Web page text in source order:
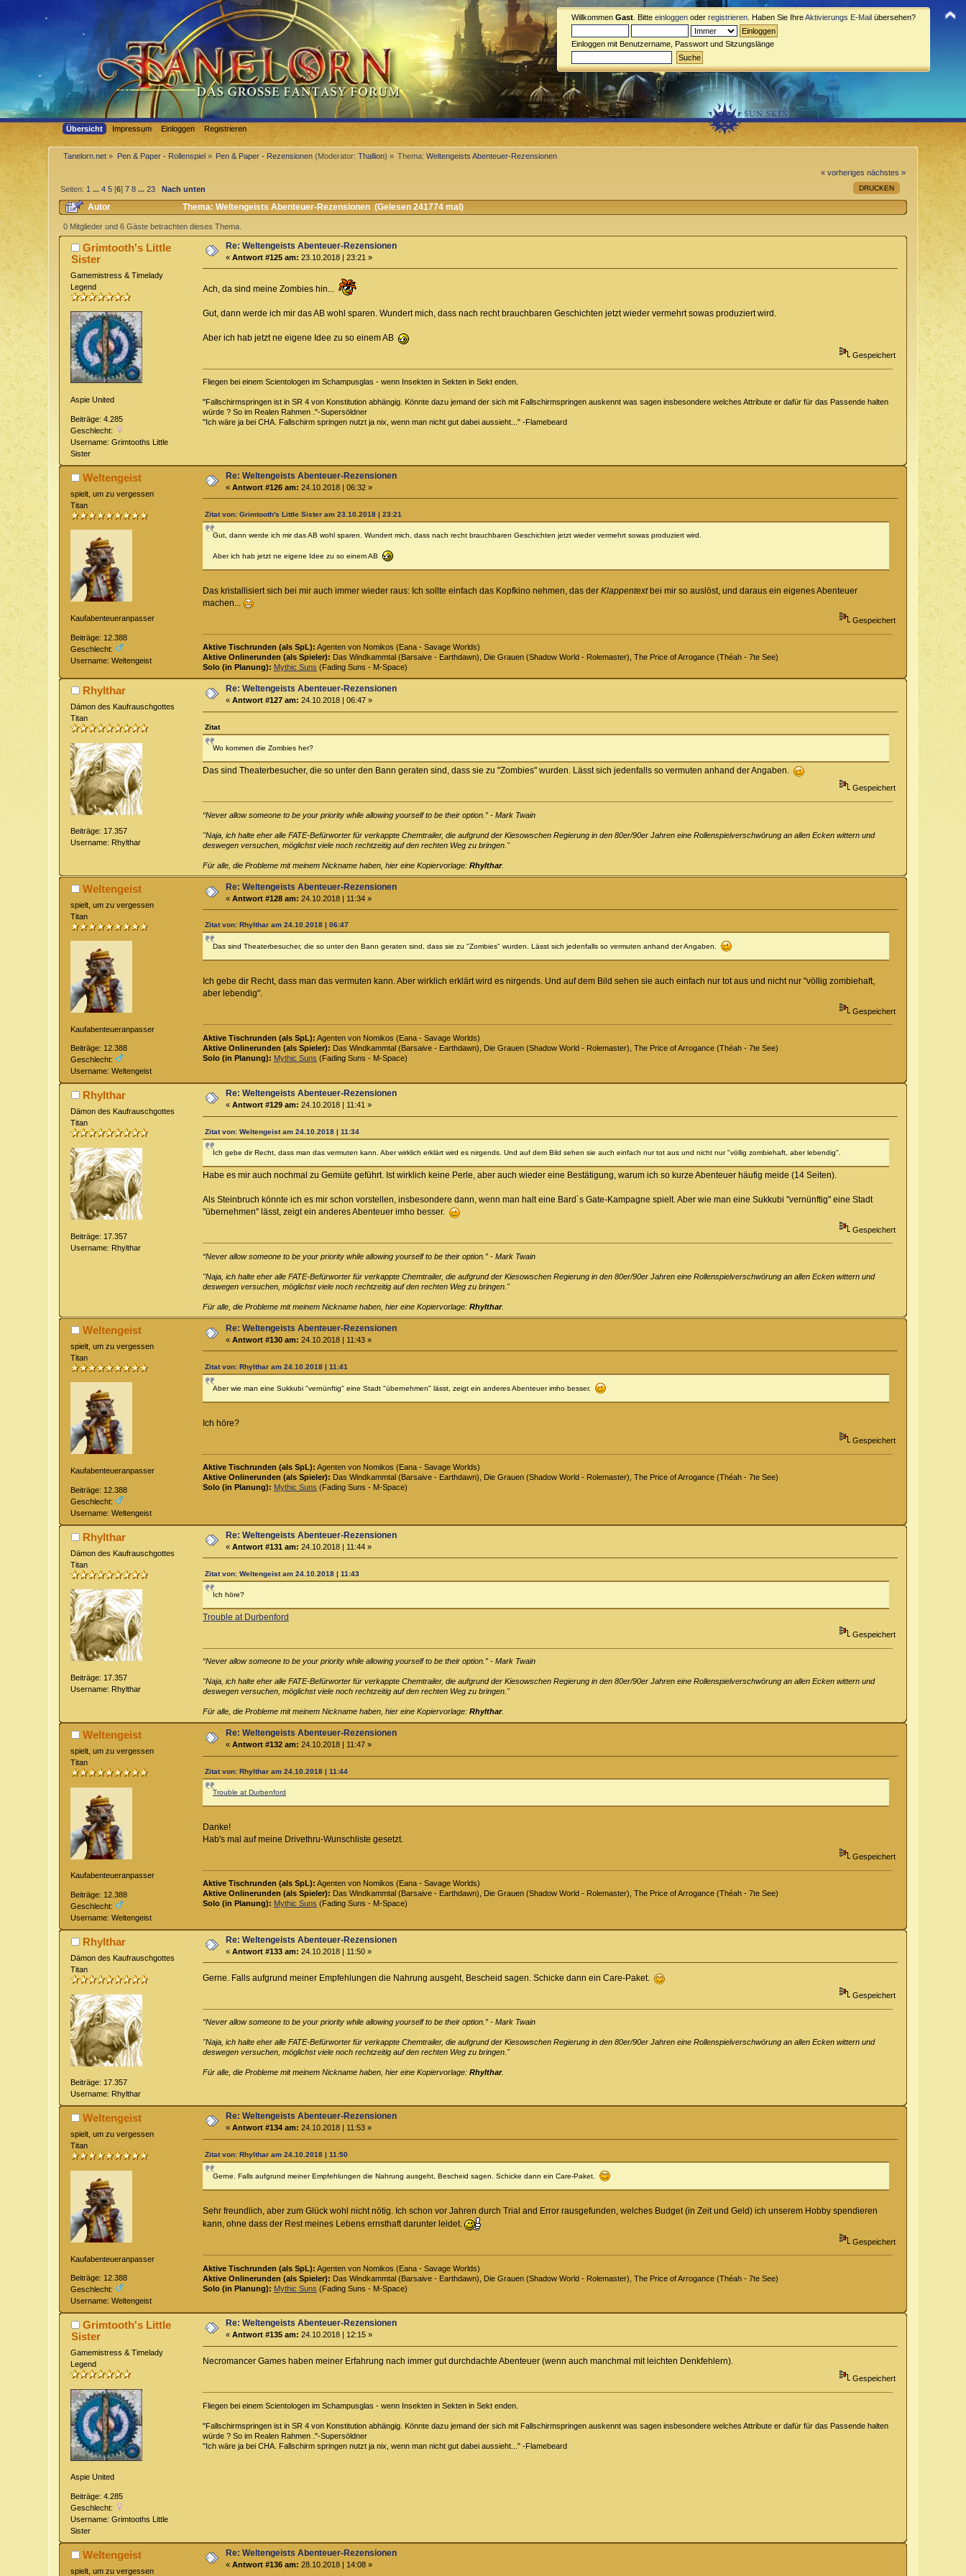
Willkommen Gast . Bitte einloggen oder registrieren . Haben Sie IhreAktivierungs E-Mail übersehen?
Einloggen mit Benutzername, Passwort und Sitzungslänge
Übersicht Impressum Einloggen Registrieren
Tanelorn.net » Pen & Paper - Rollenspiel» Pen & Paper - Rezensionen (Moderator:Thallion) » Thema:Weltengeists Abenteuer-Rezensionen
« vorheriges nächstes »
DRUCKEN
Seiten: 1 ...4 5 [6]7 8 ...23 Nach unten
Autor Thema: Weltengeists Abenteuer-Rezensionen (Gelesen 241774 mal)
0 Mitglieder und 6 Gäste betrachten dieses Thema.
Grimtooth's Little
Sister
Gamemistress & Timelady
Legend
Aspie United
Beiträge: 4.285
Geschlecht:
Username: Grimtooths Little
Sister
Re: Weltengeists Abenteuer-Rezensionen
«Antwort #125 am: 23.10.2018 | 23:21 »
Ach, da sind meine Zombies hin...
Gut, dann werde ich mir das AB wohl sparen. Wundert mich, dass nach recht brauchbaren Geschichten jetzt wieder vermehrt sowas produziert wird.
Aber ich hab jetzt ne eigene Idee zu so einem AB
Gespeichert
Fliegen bei einem Scientologen im Schampusglas - wenn Insekten in Sekten in Sekt enden.
"Fallschirmspringen ist in SR 4 von Konstitution abhängig. Könnte dazu jemand der sich mit Fallschirmspringen auskennt was sagen insbesondere welches Attribute er dafür für das Passende halten
würde ? So im Realen Rahmen ."-Supersöldner
"Ich wäre ja bei CHA. Fallschirm springen nutzt ja nix, wenn man nicht gut dabei aussieht..." -Flamebeard
Weltengeist
spielt, um zu vergessen
Titan
Kaufabenteueranpasser
Beiträge: 12.388
Geschlecht:
Username: Weltengeist
Re: Weltengeists Abenteuer-Rezensionen
«Antwort #126 am: 24.10.2018 | 06:32 »
Zitat von: Grimtooth's Little Sister am 23.10.2018 | 23:21
Gut, dann werde ich mir das AB wohl sparen. Wundert mich, dass nach recht brauchbaren Geschichten jetzt wieder vermehrt sowas produziert wird.
Aber ich hab jetzt ne eigene Idee zu so einem AB
Das kristallisiert sich bei mir auch immer wieder raus: Ich sollte einfach das Kopfkino nehmen, das der Klappentextbei mir so auslöst, und daraus ein eigenes Abenteuer
machen...
Gespeichert
Aktive Tischrunden (als SpL): Agenten von Nomikos (Eana - Savage Worlds)
Aktive Onlinerunden (als Spieler): Das Windkammtal (Barsaive - Earthdawn), Die Grauen (Shadow World - Rolemaster), The Price of Arrogance (Théah - 7te See)
Solo (in Planung): Mythic Suns (Fading Suns - M-Space)
Rhylthar
Dämon des Kaufrauschgottes
Titan
Beiträge: 17.357
Username: Rhylthar
Re: Weltengeists Abenteuer-Rezensionen
«Antwort #127 am: 24.10.2018 | 06:47 »
Zitat
Wo kommen die Zombies her?
Das sind Theaterbesucher, die so unter den Bann geraten sind, dass sie zu "Zombies" wurden. Lässt sich jedenfalls so vermuten anhand der Angaben.
Gespeichert
“Never allow someone to be your priority while allowing yourself to be their option.” - Mark Twain
"Naja, ich halte eher alle FATE-Befürworter für verkappte Chemtrailer, die aufgrund der Kiesowschen Regierung in den 80er/90er Jahren eine Rollenspielverschwörung an allen Ecken wittern und
deswegen versuchen, möglichst viele noch rechtzeitig auf den rechten Weg zu bringen."
Für alle, die Probleme mit meinem Nickname haben, hier eine Kopiervorlage: Rhylthar.
Weltengeist
spielt, um zu vergessen
Titan
Kaufabenteueranpasser
Beiträge: 12.388
Geschlecht:
Username: Weltengeist
Re: Weltengeists Abenteuer-Rezensionen
«Antwort #128 am: 24.10.2018 | 11:34 »
Zitat von: Rhylthar am 24.10.2018 | 06:47
Das sind Theaterbesucher, die so unter den Bann geraten sind, dass sie zu "Zombies" wurden. Lässt sich jedenfalls so vermuten anhand der Angaben.
Ich gebe dir Recht, dass man das vermuten kann. Aber wirklich erklärt wird es nirgends. Und auf dem Bild sehen sie auch einfach nur tot aus und nicht nur "völlig zombiehaft,
aber lebendig".
Gespeichert
Aktive Tischrunden (als SpL): Agenten von Nomikos (Eana - Savage Worlds)
Aktive Onlinerunden (als Spieler): Das Windkammtal (Barsaive - Earthdawn), Die Grauen (Shadow World - Rolemaster), The Price of Arrogance (Théah - 7te See)
Solo (in Planung): Mythic Suns (Fading Suns - M-Space)
Rhylthar
Dämon des Kaufrauschgottes
Titan
Beiträge: 17.357
Username: Rhylthar
Re: Weltengeists Abenteuer-Rezensionen
«Antwort #129 am: 24.10.2018 | 11:41 »
Zitat von: Weltengeist am 24.10.2018 | 11:34
Ich gebe dir Recht, dass man das vermuten kann. Aber wirklich erklärt wird es nirgends. Und auf dem Bild sehen sie auch einfach nur tot aus und nicht nur "völlig zombiehaft, aber lebendig".
Habe es mir auch nochmal zu Gemüte geführt. Ist wirklich keine Perle, aber auch wieder eine Bestätigung, warum ich so kurze Abenteuer häufig meide (14 Seiten).
Als Steinbruch könnte ich es mir schon vorstellen, insbesondere dann, wenn man halt eine Bard´s Gate-Kampagne spielt. Aber wie man eine Sukkubi "vernünftig" eine Stadt
"übernehmen" lässt, zeigt ein anderes Abenteuer imho besser.
Gespeichert
“Never allow someone to be your priority while allowing yourself to be their option.” - Mark Twain
"Naja, ich halte eher alle FATE-Befürworter für verkappte Chemtrailer, die aufgrund der Kiesowschen Regierung in den 80er/90er Jahren eine Rollenspielverschwörung an allen Ecken wittern und
deswegen versuchen, möglichst viele noch rechtzeitig auf den rechten Weg zu bringen."
Für alle, die Probleme mit meinem Nickname haben, hier eine Kopiervorlage: Rhylthar.
Weltengeist
spielt, um zu vergessen
Titan
Kaufabenteueranpasser
Beiträge: 12.388
Geschlecht:
Username: Weltengeist
Re: Weltengeists Abenteuer-Rezensionen
«Antwort #130 am: 24.10.2018 | 11:43 »
Zitat von: Rhylthar am 24.10.2018 | 11:41
Aber wie man eine Sukkubi "vernünftig" eine Stadt "übernehmen" lässt, zeigt ein anderes Abenteuer imho besser.
Ich höre?
Gespeichert
Aktive Tischrunden (als SpL): Agenten von Nomikos (Eana - Savage Worlds)
Aktive Onlinerunden (als Spieler): Das Windkammtal (Barsaive - Earthdawn), Die Grauen (Shadow World - Rolemaster), The Price of Arrogance (Théah - 7te See)
Solo (in Planung): Mythic Suns (Fading Suns - M-Space)
Rhylthar
Dämon des Kaufrauschgottes
Titan
Beiträge: 17.357
Username: Rhylthar
Re: Weltengeists Abenteuer-Rezensionen
«Antwort #131 am: 24.10.2018 | 11:44 »
Zitat von: Weltengeist am 24.10.2018 | 11:43
Ich höre?
Trouble at Durbenford
Gespeichert
“Never allow someone to be your priority while allowing yourself to be their option.” - Mark Twain
"Naja, ich halte eher alle FATE-Befürworter für verkappte Chemtrailer, die aufgrund der Kiesowschen Regierung in den 80er/90er Jahren eine Rollenspielverschwörung an allen Ecken wittern und
deswegen versuchen, möglichst viele noch rechtzeitig auf den rechten Weg zu bringen."
Für alle, die Probleme mit meinem Nickname haben, hier eine Kopiervorlage: Rhylthar.
Weltengeist
spielt, um zu vergessen
Titan
Kaufabenteueranpasser
Beiträge: 12.388
Geschlecht:
Username: Weltengeist
Re: Weltengeists Abenteuer-Rezensionen
«Antwort #132 am: 24.10.2018 | 11:47 »
Zitat von: Rhylthar am 24.10.2018 | 11:44
Trouble at Durbenford
Danke!
Hab's mal auf meine Drivethru-Wunschliste gesetzt.
Gespeichert
Aktive Tischrunden (als SpL): Agenten von Nomikos (Eana - Savage Worlds)
Aktive Onlinerunden (als Spieler): Das Windkammtal (Barsaive - Earthdawn), Die Grauen (Shadow World - Rolemaster), The Price of Arrogance (Théah - 7te See)
Solo (in Planung): Mythic Suns (Fading Suns - M-Space)
Rhylthar
Dämon des Kaufrauschgottes
Titan
Beiträge: 17.357
Username: Rhylthar
Re: Weltengeists Abenteuer-Rezensionen
«Antwort #133 am: 24.10.2018 | 11:50 »
Gerne. Falls aufgrund meiner Empfehlungen die Nahrung ausgeht, Bescheid sagen. Schicke dann ein Care-Paket.
Gespeichert
“Never allow someone to be your priority while allowing yourself to be their option.” - Mark Twain
"Naja, ich halte eher alle FATE-Befürworter für verkappte Chemtrailer, die aufgrund der Kiesowschen Regierung in den 80er/90er Jahren eine Rollenspielverschwörung an allen Ecken wittern und
deswegen versuchen, möglichst viele noch rechtzeitig auf den rechten Weg zu bringen."
Für alle, die Probleme mit meinem Nickname haben, hier eine Kopiervorlage: Rhylthar.
Weltengeist
spielt, um zu vergessen
Titan
Kaufabenteueranpasser
Beiträge: 12.388
Geschlecht:
Username: Weltengeist
Re: Weltengeists Abenteuer-Rezensionen
«Antwort #134 am: 24.10.2018 | 11:53 »
Zitat von: Rhylthar am 24.10.2018 | 11:50
Gerne. Falls aufgrund meiner Empfehlungen die Nahrung ausgeht, Bescheid sagen. Schicke dann ein Care-Paket.
Sehr freundlich, aber zum Glück wohl nicht nötig. Ich schon vor Jahren durch Trial and Error rausgefunden, welches Budget (in Zeit und Geld) ich unserem Hobby spendieren
kann, ohne dass der Rest meines Lebens ernsthaft darunter leidet.
Gespeichert
Aktive Tischrunden (als SpL): Agenten von Nomikos (Eana - Savage Worlds)
Aktive Onlinerunden (als Spieler): Das Windkammtal (Barsaive - Earthdawn), Die Grauen (Shadow World - Rolemaster), The Price of Arrogance (Théah - 7te See)
Solo (in Planung): Mythic Suns (Fading Suns - M-Space)
Grimtooth's Little
Sister
Gamemistress & Timelady
Legend
Aspie United
Beiträge: 4.285
Geschlecht:
Username: Grimtooths Little
Sister
Re: Weltengeists Abenteuer-Rezensionen
«Antwort #135 am: 24.10.2018 | 12:15 »
Necromancer Games haben meiner Erfahrung nach immer gut durchdachte Abenteuer (wenn auch manchmal mit leichten Denkfehlern).
Gespeichert
Fliegen bei einem Scientologen im Schampusglas - wenn Insekten in Sekten in Sekt enden.
"Fallschirmspringen ist in SR 4 von Konstitution abhängig. Könnte dazu jemand der sich mit Fallschirmspringen auskennt was sagen insbesondere welches Attribute er dafür für das Passende halten
würde ? So im Realen Rahmen ."-Supersöldner
"Ich wäre ja bei CHA. Fallschirm springen nutzt ja nix, wenn man nicht gut dabei aussieht..." -Flamebeard
Weltengeist
spielt, um zu vergessen
Re: Weltengeists Abenteuer-Rezensionen
«Antwort #136 am: 28.10.2018 | 14:08 »